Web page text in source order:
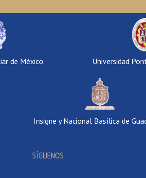
de México Universidad
Insigne y Nacional Basílica de
SÍGUENOS